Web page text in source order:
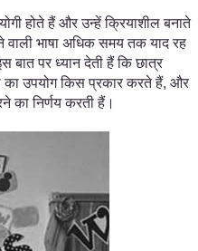
होते हैं और उन्हें क्रियाशील बनाते
भाषा अधिक समय तक याद रह
बात पर ध्यान देती हैं कि छात्र
का उपयोग किस प्रकार करते हैं, और
का निर्णय करती हैं।